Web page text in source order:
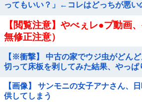
ってもいい？」←コレはどっちが悪い
【閲覧注意】やべぇレ●プ動
無修正注意）
【※衝撃】 中古の家でウジ虫がどん
切って床板を剥してみた結果、やっぱ
【画像】 サンモニの女子アナさん、
供してしまう